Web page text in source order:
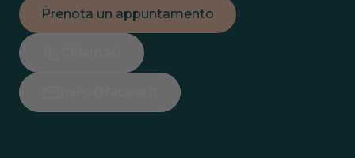
Prenota un appuntamento